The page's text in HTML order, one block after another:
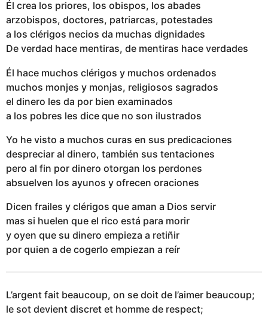
Él crea los priores, los obispos, los abades
arzobispos, doctores, patriarcas, potestades
a los clérigos necios da muchas dignidades
De verdad hace mentiras, de mentiras hace verdades
Él hace muchos clérigos y muchos ordenados
muchos monjes y monjas, religiosos sagrados
el dinero les da por bien examinados
a los pobres les dice que no son ilustrados
Yo he visto a muchos curas en sus predicaciones
despreciar al dinero, también sus tentaciones
pero al fin por dinero otorgan los perdones
absuelven los ayunos y ofrecen oraciones
Dicen frailes y clérigos que aman a Dios servir
mas si huelen que el rico está para morir
y oyen que su dinero empieza a retiñir
por quien a de cogerlo empiezan a reír
L’argent fait beaucoup, on se doit de l’aimer beaucoup;
le sot devient discret et homme de respect;